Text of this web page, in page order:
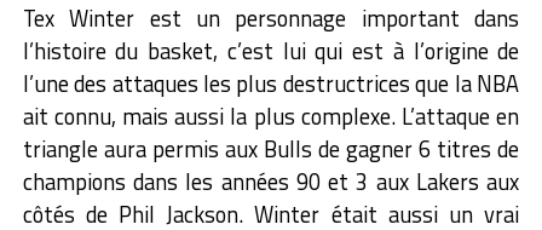
Tex Winter est un personnage important dans
l’histoire du basket, c’est lui qui est à l’origine de
l’une des attaques les plus destructrices que la NBA
ait connu, mais aussi la plus complexe. L’attaque en
triangle aura permis aux Bulls de gagner 6 titres de
champions dans les années 90 et 3 aux Lakers aux
côtés de Phil Jackson. Winter était aussi un vrai